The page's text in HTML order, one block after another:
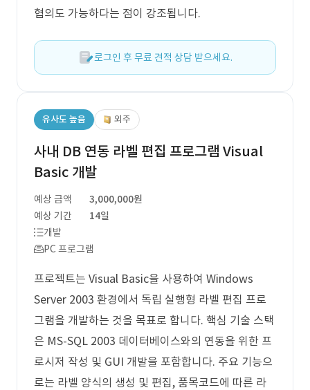
협의도 가능하다는 점이 강조됩니다.
로그인 후 무료 견적 상담 받으세요.
유사도 높음 외주
사내 DB 연동 라벨 편집 프로그램 Visual
Basic 개발
예상 금액
3,000,000원
예상 기간
14일
개발
PC 프로그램
프로젝트는 Visual Basic을 사용하여 Windows
Server 2003 환경에서 독립 실행형 라벨 편집 프로
그램을 개발하는 것을 목표로 합니다. 핵심 기술 스택
은 MS-SQL 2003 데이터베이스와의 연동을 위한 프
로시저 작성 및 GUI 개발을 포함합니다. 주요 기능으
로는 라벨 양식의 생성 및 편집, 품목코드에 따른 라